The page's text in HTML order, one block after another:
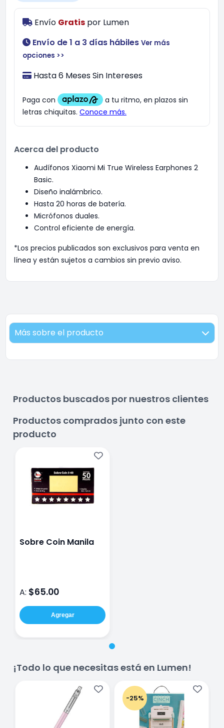
Envío Gratis por Lumen
Envío de 1 a 3 días hábiles Ver más
opciones >>
Hasta 6 Meses Sin Intereses
Acerca del producto
Audífonos Xiaomi Mi True Wireless Earphones 2
Basic.
Diseño inalámbrico.
Hasta 20 horas de batería.
Micrófonos duales.
Control eficiente de energía.
*Los precios publicados son exclusivos para venta en
línea y están sujetos a cambios sin previo aviso.
Más sobre el producto
Productos buscados por nuestros clientes
Productos comprados junto con este
producto
Sobre Coin Manila
A: $65.00
Agregar
¡Todo lo que necesitas está en Lumen!
-25%